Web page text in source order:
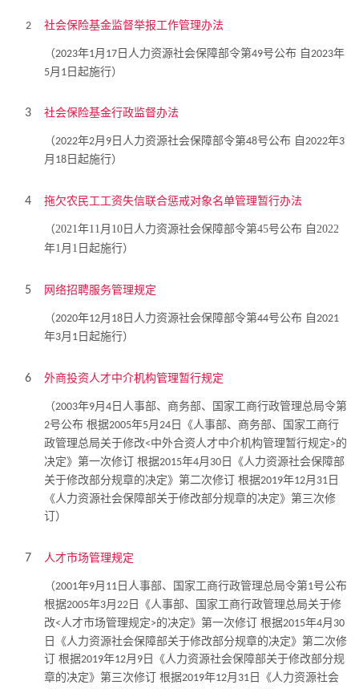
2 社会保险基金监督举报工作管理办法
（2023年1月 17 日人力资源社会保障部令第49号公布 自 2023年
5月 1 日起施行）
3 社会保险基金行政监督办法
（2022年2月 9 日人力资源社会保障部令第48号公布 自 2022年3
月 18 日起施行）
4 拖欠农民工工资失信联合惩戒对象名单管理暂行办法
（2021年11月10日人力资源社会保障部令第45号公布 自2022
年1月1日起施行）
5 网络招聘服务管理规定
（2020年12月 18 日人力资源社会保障部令第44号公布 自 2021
年3月 1 日起施行）
6 外商投资人才中介机构管理暂行规定
（2003年9月 4 日人事部、商务部、国家工商行政管理总局令第
2号公布 根据2005年5月 24 日《人事部、商务部、国家工商行
政管理总局关于修改<中外合资人才中介机构管理暂行规定>的
决定》第一次修订 根据2015年4月 30 日《人力资源社会保障部
关于修改部分规章的决定》第二次修订 根据2019年12月 31 日
《人力资源社会保障部关于修改部分规章的决定》第三次修
订）
7 人才市场管理规定
（2001年9月 11 日人事部、国家工商行政管理总局令第1号公布
根据2005年3月 22 日《人事部、国家工商行政管理总局关于修
改<人才市场管理规定>的决定》第一次修订 根据2015年4月 30
日《人力资源社会保障部关于修改部分规章的决定》第二次修
订 根据2019年12月 9 日《人力资源社会保障部关于修改部分规
章的决定》第三次修订 根据2019年12月 31 日《人力资源社会